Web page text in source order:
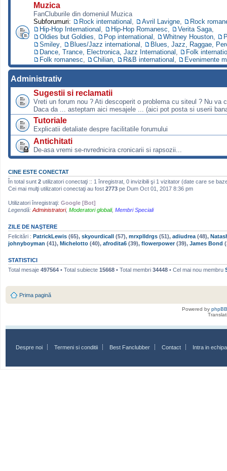
Muzica
FanCluburile din domeniul Muzica
Subforumuri:
Rock international Avril Lavigne
Rock
Hip-Hop International
Hip-Hop Romanesc Verita Saga
Oldies but Goldies
Pop international Whitney Houston
Smiley
Blues/Jazz international
Blues, Jazz, Raggae,
Dance, Trance, Electronica, Jazz International
Folk
Folk romanesc
Chilian R&B international Evenimente
Administrativ
Sugestii si reclamatii
Vreti un forum nou ? Ati descoperit o problema cu siteul ? Nu va
Daca da ... asteptam aici mesajele ... (aici pot posta si userii
Tutoriale
Explicatii detaliate despre facilitatile forumului
Antichitati
De-asa vremi se-nvrednicira cronicarii si rapsozii...
CINE ESTE CONECTAT
În total sunt 2 utilizatori conectaţi :: 1 înregistrat, 0 invizibili şi 1 vizitator (date care se
Cei mai mulţi utilizatori conectaţi au fost 2773 pe Dum Oct 01, 2017 8:36 pm
Utilizatori înregistraţi: Google [Bot]
Legendă: Administratori, Moderatori globali, Membri Speciali
ZILE DE NAŞTERE
Felicitări : PatrickLewis (65), skyourdicall (57), mrxplldrgs (51), adiudrea (48),
johnyboyman (41), Michelotto (40), afrodita6 (39), flowerpower(39), James Bond
STATISTICI
Total mesaje 497564 • Total subiecte 15668 • Total membri 34448 • Cel mai nou membru
Prima pagină
Powered by phpBB
Despre noi Termeni si conditii Best Fanclubber Contact Intra in